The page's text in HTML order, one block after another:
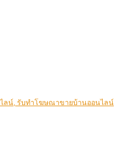
ลน์, รับทำโฆษณาขายบ้านออนไลน์